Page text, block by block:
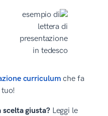
curriculum che fa
scelta giusta?Leggi le